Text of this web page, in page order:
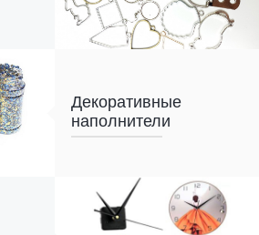
Декоративные
наполнители